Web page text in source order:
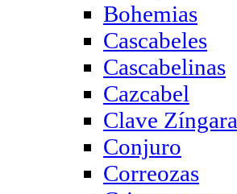
Bohemias
Cascabeles
Cascabelinas
Cazcabel
Clave Zíngara
Conjuro
Correozas